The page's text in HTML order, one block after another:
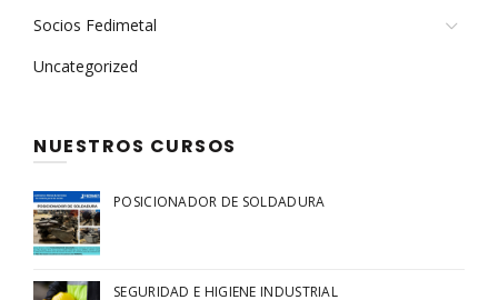
Socios Fedimetal
Uncategorized
NUESTROS CURSOS
POSICIONADOR DE SOLDADURA
SEGURIDAD E HIGIENE INDUSTRIAL